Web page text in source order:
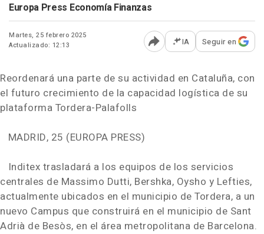
Europa Press Economía Finanzas
Martes, 25 febrero 2025
Actualizado: 12:13
Abrir opciones para
IA Seguir en
Reordenará una parte de su actividad en Cataluña, con
el futuro crecimiento de la capacidad logística de su
plataforma Tordera-Palafolls
MADRID, 25 (EUROPA PRESS)
Inditex trasladará a los equipos de los servicios
centrales de Massimo Dutti, Bershka, Oysho y Lefties,
actualmente ubicados en el municipio de Tordera, a un
nuevo Campus que construirá en el municipio de Sant
Adrià de Besòs, en el área metropolitana de Barcelona.